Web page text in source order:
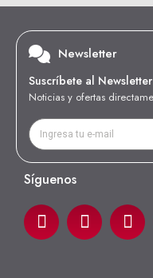
Newsletter
Suscríbete al Newsletter
Noticias y ofertas
Síguenos